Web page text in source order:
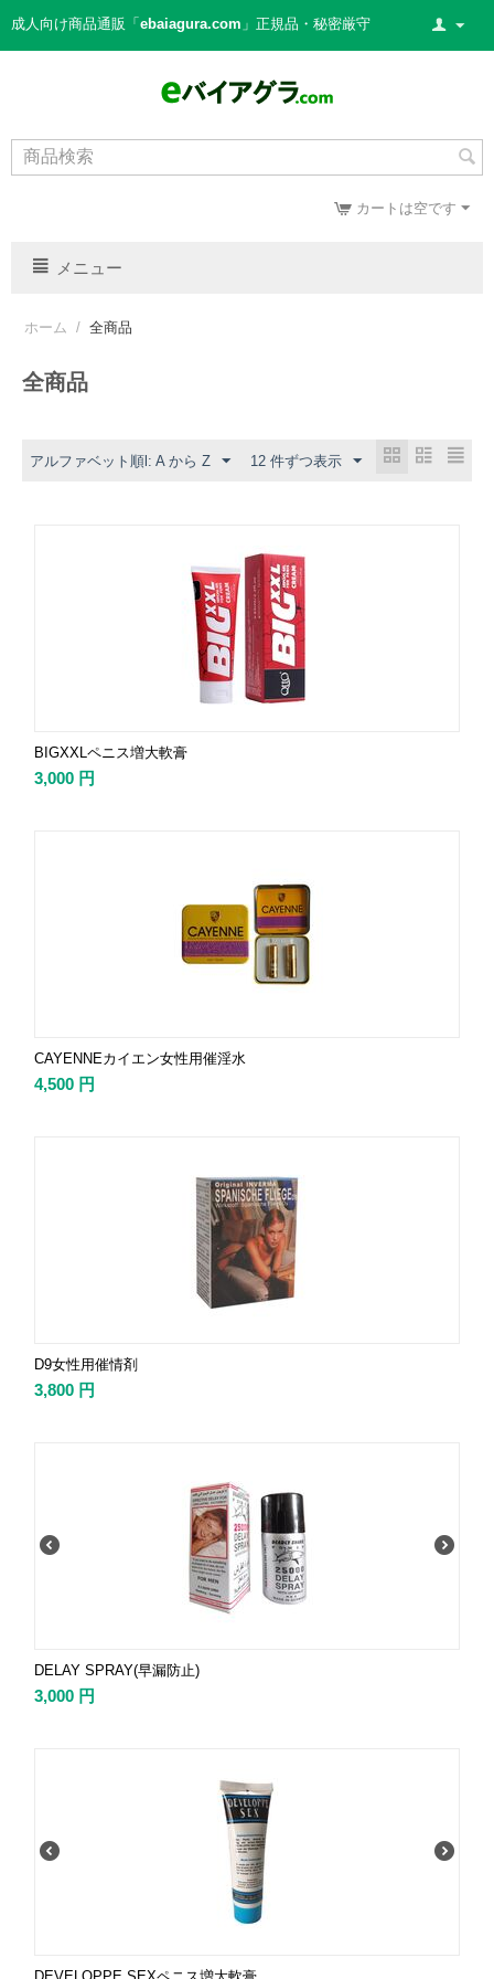
成人向け商品通販「 ebaiagura.com 」正規品・秘密厳守
カートは空です
メニュー
ホーム / 全商品
全商品
アルファベット順l: A から Z 12 件ずつ表示
BIGXXLペニス増大軟膏
3,000 円
CAYENNEカイエン女性用催淫水
4,500 円
D9女性用催情剤
3,800 円
DELAY SPRAY(早漏防止)
3,000 円